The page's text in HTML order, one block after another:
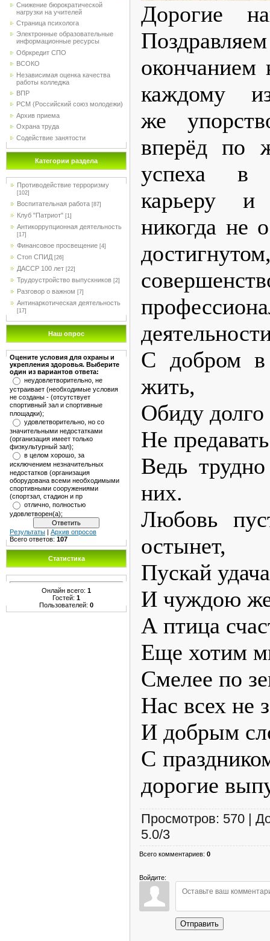
Снижение бюрократической
нагрузки на учителей
Страница психолога
Электронные образовательные
информационные ресурсы
Обркредит СПО
ВСОКО
Независимая оценка качества
работы колледжа
ВПР
РСМ (Российский союз молодежи)
Архив приема
Охрана труда
Содействие занятости
Категории раздела
Противодействие терроризму
[102]
Воспитательная работа [87]
Клуб "Патриот" [1]
Антикоррупционная деятельность
[17]
Финансовое просвещение [4]
Стоп СПИД [26]
ДАССР 100 лет [22]
Трудоустройство выпускников [2]
Разговор о важном [7]
Антинаркотическая деятельность
[17]
Наш опрос
Оцените условия для охраны и
укрепления здоровья. Выберите
один из вариантов ответа:
неудовлетворительно, не
устраивает (необходимые условия
не созданы - (отсутствует
спортивный зал и спортивные
площадки);
удовлетворительно, но со
значительными недостатками
(организация имеет только
физкультурный зал);
в целом хорошо, за
исключением незначительных
недостатков (организация
оборудована всеми необходимыми
спортивными сооружениями
(спортзал, стадион и пр
отлично, полностью
удовлетворен(а);
Результаты
Архив опросов
Всего ответов: 107
Статистика
Онлайн всего: 1
Гостей: 1
Пользователей: 0
Дорогие
окончанием
каждому
же
вперёд по
успеха в
карьеру
никогда не
С добром в
жить,
Обиду долго
Не
Ведь
них.
Любовь
остынет,
Пускай
И чуждою
А птица
Еще хотим
Смелее по
Нас всех не
И добрым
С
дорогие
Просмотров: 570 |
5.0/3
Всего комментариев: 0
Войдите:
Отправить